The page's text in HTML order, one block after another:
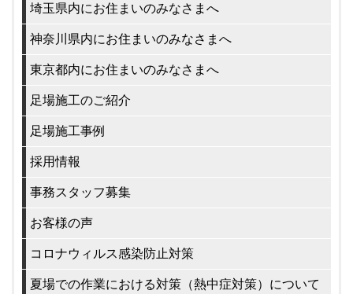
埼玉県内にお住まいのみなさまへ
神奈川県内にお住まいのみなさまへ
東京都内にお住まいのみなさまへ
足場施工のご紹介
足場施工事例
採用情報
事務スタッフ募集
お客様の声
コロナウィルス感染防止対策
夏場での作業における対策（熱中症対策）について